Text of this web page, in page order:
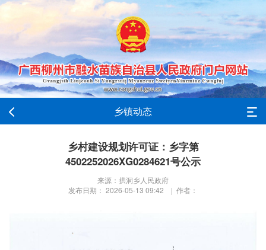
乡镇动态
乡村建设规划许可证：乡字第
4502252026XG0284621号公示
来源：拱洞乡人民政府
发布日期： 2026-05-13 09:42 | 作者：